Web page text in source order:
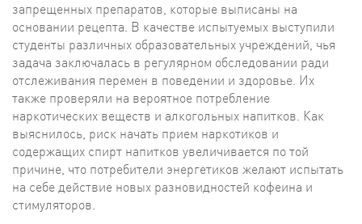
запрещенных препаратов, которые выписаны на
основании рецепта. В качестве испытуемых выступили
студенты различных образовательных учреждений, чья
задача заключалась в регулярном обследовании ради
отслеживания перемен в поведении и здоровье. Их
также проверяли на вероятное потребление
наркотических веществ и алкогольных напитков. Как
выяснилось, риск начать прием наркотиков и
содержащих спирт напитков увеличивается по той
причине, что потребители энергетиков желают испытать
на себе действие новых разновидностей кофеина и
стимуляторов.